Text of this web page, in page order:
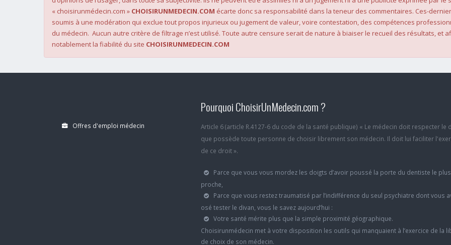
« choisirunmédecin.com » CHOISIRUNMEDECIN.COM écarte donc sa responsabilité dans la teneur des commentaires. Ces-
soumis à une modération qui exclue tout propos injurieux ou jugement de valeur, voire contestation, des compétences
du médecin. Aucun autre critère de filtrage n’est utilisé. Toute autre censure serait de nature à biaiser le recueil des résultats, et
notablement la fiabilité du site CHOISIRUNMEDECIN.COM
Offres d'emploi médecin
Pourquoi ChoisirUnMedecin.com ?
Article 6 (article R.4127-6 du code de la santé publique) « Le médecin doit respecter le
que possède toute personne de choisir librement son médecin. Il doit lui faciliter
de ce droit ».
Parce que vous vous mordez les doigts d’avoir poussé la porte du dentiste le plus
proche,
Parce que vous restez traumatisé par l’indifférence du seul psychiatre dont vous
osé tester le divan, vous le savez aujourd’hui :
Votre santé mérite plus que la simple proximité géographique.
Choisirunmédecin met à votre disposition les outils qui manquaient à l’exercice de la
de choix de son médecin.